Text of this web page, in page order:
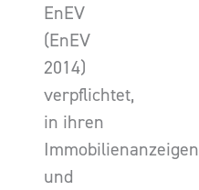
EnEV
(EnEV
2014)
verpflichtet,
in ihren
Immobilienanzeigen
und